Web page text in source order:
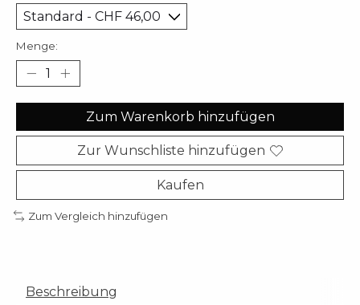
Menge:
Zum Warenkorb hinzufügen
Zur Wunschliste hinzufügen
Kaufen
Zum Vergleich hinzufügen
Beschreibung